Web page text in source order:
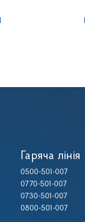
Гаряча лінія
0500-501-007
0770-501-007
0730-501-007
0800-501-007